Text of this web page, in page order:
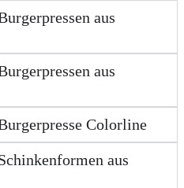
aus
aus
Colorline
aus